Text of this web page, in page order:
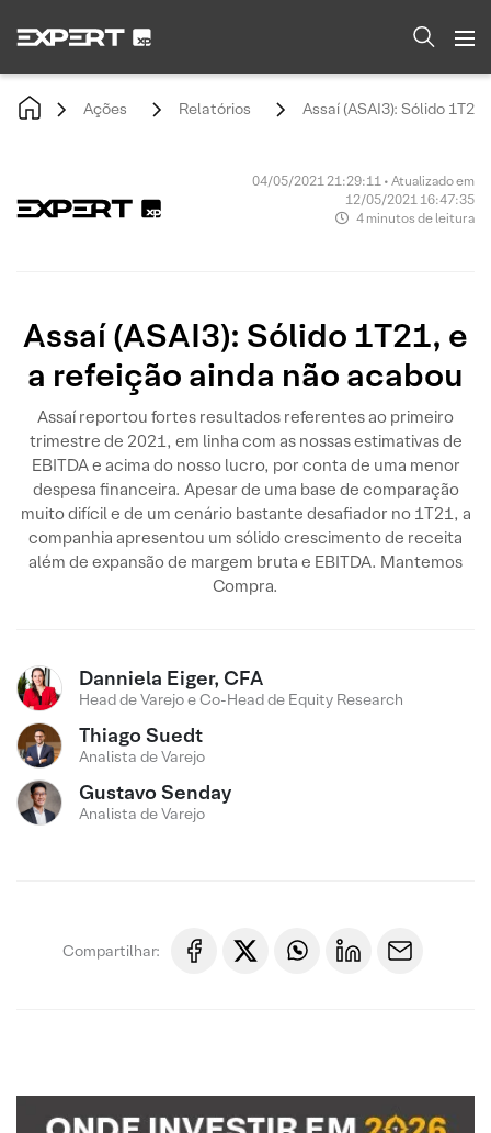
Ações Relatórios Assaí (ASAI3): Sólido
04/05/2021 21:29:11 • Atualizado em
12/05/2021 16:47:35
4 minutos de leitura
Assaí (ASAI3): Sólido 1T21, e
a refeição ainda não acabou
Assaí reportou fortes resultados referentes ao primeiro
trimestre de 2021, em linha com as nossas estimativas de
EBITDA e acima do nosso lucro, por conta de uma menor
despesa financeira. Apesar de uma base de comparação
muito difícil e de um cenário bastante desafiador no 1T21, a
companhia apresentou um sólido crescimento de receita
além de expansão de margem bruta e EBITDA. Mantemos
Compra.
Danniela Eiger, CFA
Head de Varejo e Co-Head de Equity Research
Thiago Suedt
Analista de Varejo
Gustavo Senday
Analista de Varejo
Compartilhar: